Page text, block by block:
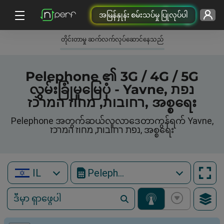
အမြန်နှုန်း စမ်းသပ်မှု ပြုလုပ်ပါ
တိုင်းတာမှု ဆက်လက်လုပ်ဆောင်နေသည်
Pelephone ၏ 3G / 4G / 5G
လွှမ်းခြုံမှုမြေပုံ - Yavne, נפת
רחובות, מחוז המרכז, အစ္စရေး
Pelephone အတွက်ဆယ်လူလာဒေတာကွန်ရက် Yavne,
נפת רחובות, מחוז המרכז, အစ္စရေး
IL Pelephone